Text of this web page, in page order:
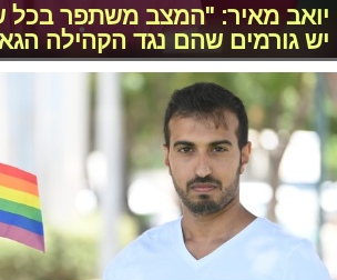
יואב מאיר: "המצב משתפר בכל
יש גורמים שהם נגד הקהילה